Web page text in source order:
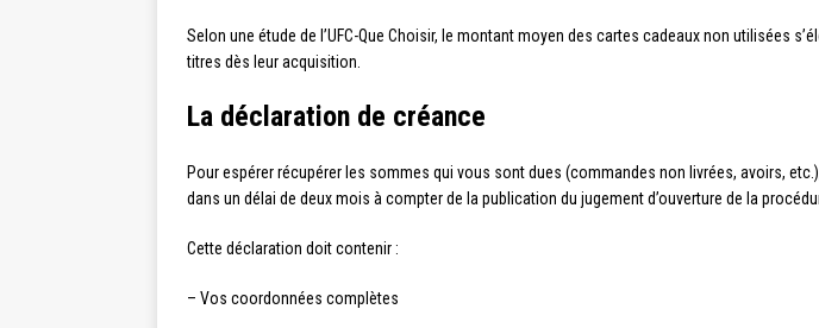
Selon une étude de l’UFC-Que Choisir, le montant moyen des cartes cadeaux non utilisées
titres dès leur acquisition.
La déclaration de créance
Pour espérer récupérer les sommes qui vous sont dues (commandes non livrées, avoirs,
dans un délai de deux mois à compter de la publication du jugement d’ouverture de la
Cette déclaration doit contenir :
– Vos coordonnées complètes